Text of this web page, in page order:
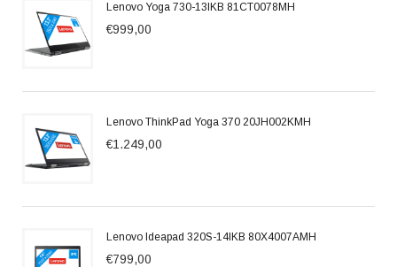
Lenovo Yoga 730-13IKB 81CT0078MH
€999,00
Lenovo ThinkPad Yoga 370 20JH002KMH
€1.249,00
Lenovo Ideapad 320S-14IKB 80X4007AMH
€799,00